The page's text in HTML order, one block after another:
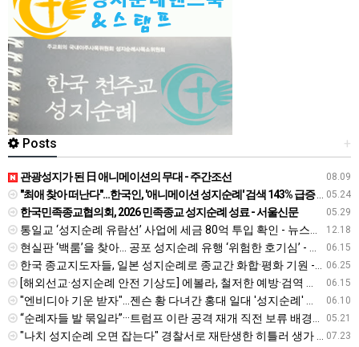
+
Posts
08.09
관광성지가 된 日 애니메이션의 무대 - 주간조선
05.24
"최애 찾아 떠난다"…한국인, '애니메이션 성지순례' 검색 143% 급증 - 뉴시스
05.29
한국민족종교협의회, 2026 민족종교 성지순례 성료 - 서울신문
12.18
통일교 ‘성지순례 유람선’ 사업에 세금 80억 투입 확인 - 뉴스타파
06.15
현실판 ‘백룸’을 찾아… 공포 성지순례 유행 ‘위험한 호기심’ - 경인일보
06.25
한국 종교지도자들, 일본 성지순례로 종교간 화합·평화 기원 - 불교신문
06.15
[해외선교·성지순례 안전 기상도] 에볼라, 철저한 예방·검역 준수를 - 국민일보
06.10
"엔비디아 기운 받자"…젠슨 황 다녀간 홍대 일대 '성지순례' 열풍 - 진일보
05.21
“순례자들 발 묶일라”···트럼프 이란 공격 재개 직전 보류 배경엔 이슬람 성지순례 ‘하지’ - v.daum.net
07.23
"나치 성지순례 오면 잡는다" 경찰서로 재탄생한 히틀러 생가 - v.daum.net